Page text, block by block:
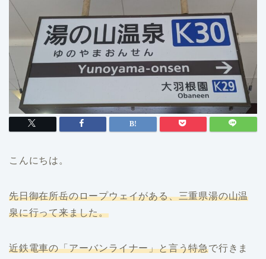
こんにちは。
先日御在所岳のロープウェイがある、三重県湯の山温
泉に行って来ました。
近鉄電車の「アーバンライナー」と言う特急で行きま